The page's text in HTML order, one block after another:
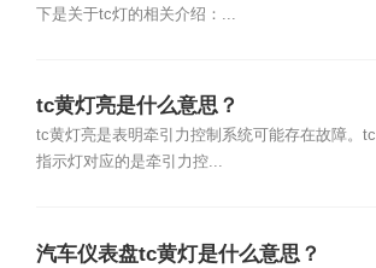
下是关于tc灯的相关介绍：...
tc黄灯亮是什么意思？
tc黄灯亮是表明牵引力控制系统可能存在故障。tc
指示灯对应的是牵引力控...
汽车仪表盘tc黄灯是什么意思？